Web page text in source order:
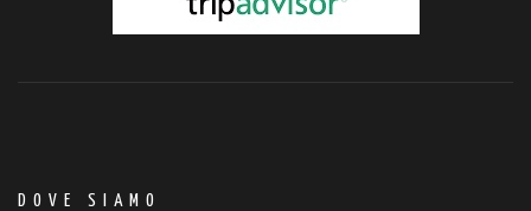
DOVE SIAMO